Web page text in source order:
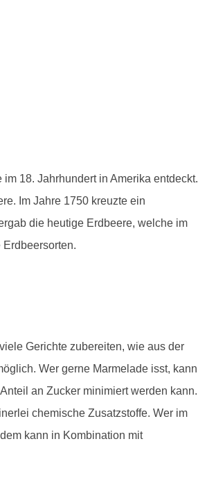
18. Jahrhundert in Amerika entdeckt.
Im Jahre 1750 kreuzte ein
die heutige Erdbeere, welche im
Gerichte zubereiten, wie aus der
Wer gerne Marmelade isst, kann
an Zucker minimiert werden kann.
chemische Zusatzstoffe. Wer im
kann in Kombination mit